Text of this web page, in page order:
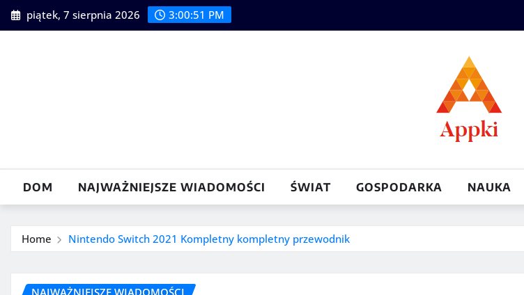
Skip
to
piątek, 7 sierpnia 2026 3:00:52 PM
DOM NAJWAŻNIEJSZE WIADOMOŚCI ŚWIAT GOSPODARKA NAUKA
Home Nintendo Switch 2021 Kompletny kompletny przewodnik
NAJWAŻNIEJSZE WIADOMOŚCI